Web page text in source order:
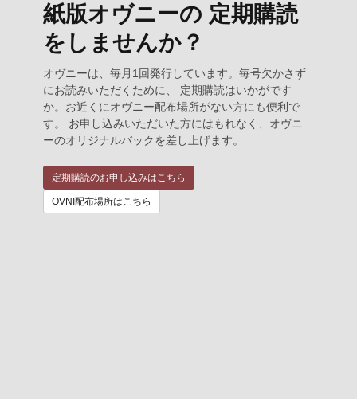
紙版オヴニーの 定期購読
をしませんか？
オヴニーは、毎月1回発行しています。毎号欠かさず
にお読みいただくために、 定期購読はいかがです
か。お近くにオヴニー配布場所がない方にも便利で
す。 お申し込みいただいた方にはもれなく、オヴニ
ーのオリジナルバックを差し上げます。
定期購読のお申し込みはこちら
OVNI配布場所はこちら